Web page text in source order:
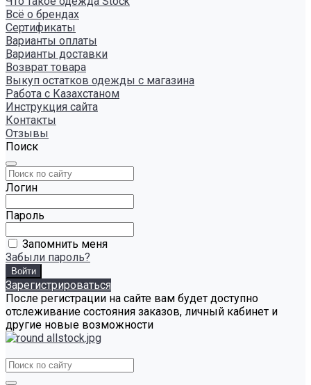
Всё о брендах
Сертификаты
Варианты оплаты
Варианты доставки
Возврат товара
Выкуп остатков одежды с магазина
Работа с Казахстаном
Инструкция сайта
Контакты
Отзывы
Поиск
Логин
Пароль
Запомнить меня
Забыли пароль?
Зарегистрироваться
После регистрации на сайте вам будет доступно
отслеживание состояния заказов, личный кабинет и
другие новые возможности